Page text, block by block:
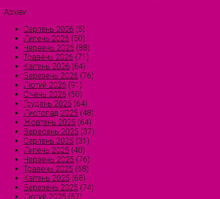
Архіви
Серпень 2026 (5)
Липень 2026 (50)
Червень 2026 (88)
Травень 2026 (71)
Квітень 2026 (64)
Березень 2026 (76)
Лютий 2026 (91)
Січень 2026 (50)
Грудень 2025 (64)
Листопад 2025 (48)
Жовтень 2025 (64)
Вересень 2025 (37)
Серпень 2025 (31)
Липень 2025 (40)
Червень 2025 (76)
Травень 2025 (68)
Квітень 2025 (68)
Березень 2025 (74)
Лютий 2025 (67)